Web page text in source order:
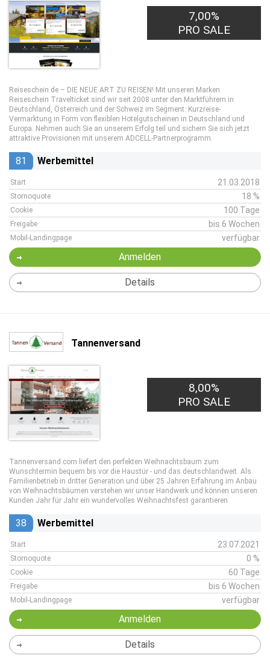
7,00%
PRO SALE
Reiseschein.de – DIE NEUE ART ZU REISEN! Mit unseren Marken
Reiseschein Travelticket sind wir seit 2008 unter den Marktführern in
Deutschland, Österreich und der Schweiz im Segment: Kurzreise-
Vermarktung in Form von flexiblen Hotelgutscheinen in Deutschland und
Europa. Nehmen auch Sie an unserem Erfolg teil und sichern Sie sich jetzt
attraktive Provisionen mit unserem ADCELL-Partnerprogramm.
81 Werbemittel
Start 21.03.2018
Stornoquote 18 %
Cookie 100 Tage
Freigabe bis 6 Wochen
Mobil-Landingpage verfügbar
Anmelden
Details
Tannenversand
8,00%
PRO SALE
Tannenversand.com liefert den perfekten Weihnachtsbaum zum
Wunschtermin bequem bis vor die Haustür - und das deutschlandweit. Als
Familienbetrieb in dritter Generation und über 25 Jahren Erfahrung im Anbau
von Weihnachtsbäumen verstehen wir unser Handwerk und können unseren
Kunden Jahr für Jahr ein wundervolles Weihnachtsfest garantieren.
38 Werbemittel
Start 23.07.2021
Stornoquote 0 %
Cookie 60 Tage
Freigabe bis 6 Wochen
Mobil-Landingpage verfügbar
Anmelden
Details